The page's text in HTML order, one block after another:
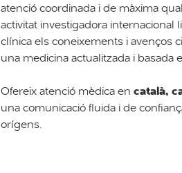
atenció coordinada i de màxima
activitat investigadora internacional
clínica els coneixements i avenços
una medicina actualitzada i basada
Ofereix atenció mèdica encatalà,
una comunicació fluida i de
orígens.